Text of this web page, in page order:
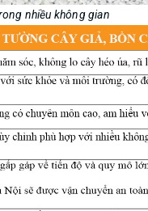
nhiều không gian